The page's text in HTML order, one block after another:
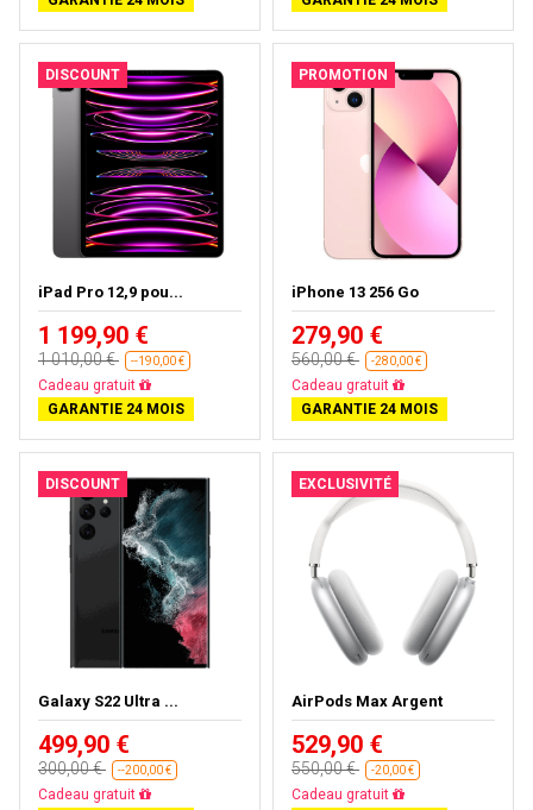
DISCOUNT
iPad Pro 12,9 pou...
1 199,90 €
1 010,00 € --190,00 €
Presque épuisé
GARANTIE 24 MOIS
PROMOTION
iPhone 13 256 Go
279,90 €
560,00 € -280,00 €
Livraison gratuite
GARANTIE 24 MOIS
DISCOUNT
Galaxy S22 Ultra ...
499,90 €
300,00 € --200,00 €
Presque épuisé
EXCLUSIVITÉ
AirPods Max Argent
529,90 €
550,00 € -20,00 €
Presque épuisé